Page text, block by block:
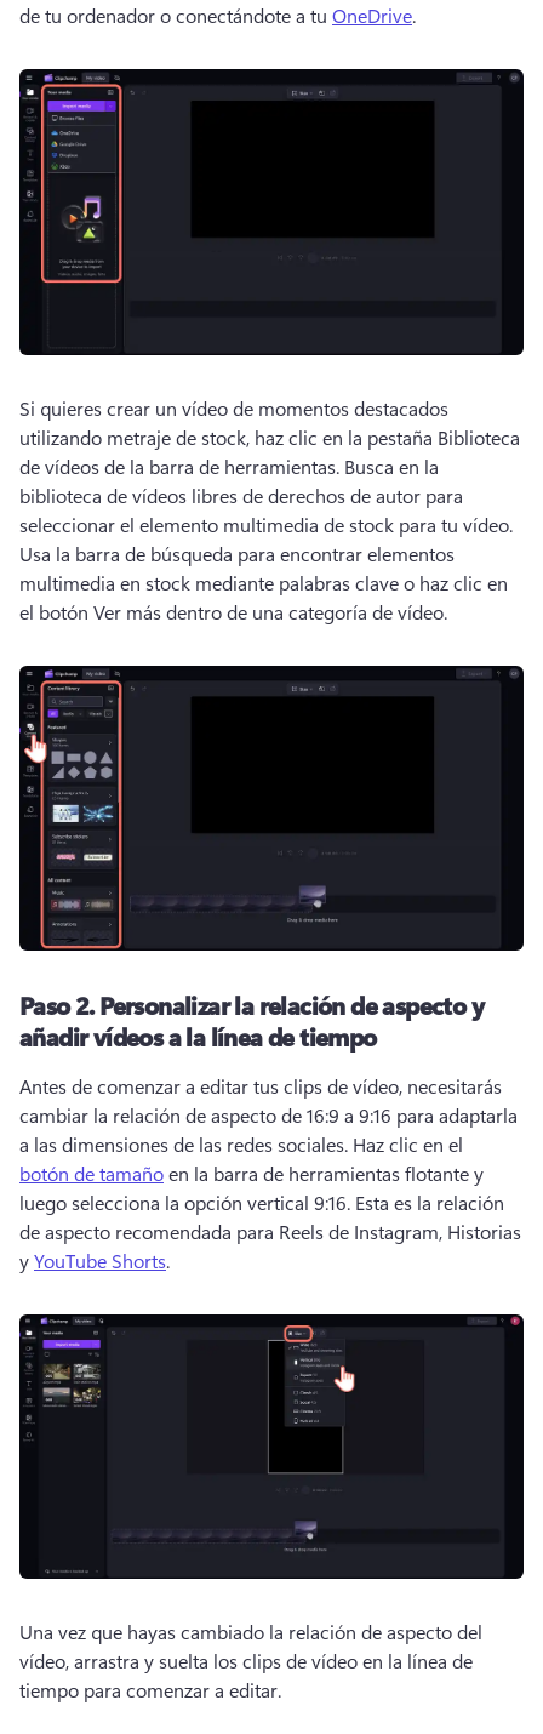
de tu ordenador o conectándote a tu OneDrive.
Si quieres crear un vídeo de momentos destacados
utilizando metraje de stock, haz clic en la pestaña Biblioteca
de vídeos de la barra de herramientas. Busca en la
biblioteca de vídeos libres de derechos de autor para
Usa la barra de búsqueda para encontrar elementos
multimedia en stock mediante palabras clave o haz clic en
el botón Ver más dentro de una categoría de vídeo.
Paso 2.Personalizar la relación de aspecto y
añadir vídeos a la línea de tiempo
Antes de comenzar a editar tus clips de vídeo, necesitarás
cambiar la relación de aspecto de 16:9 a 9:16 para adaptarla
a las dimensiones de las redes sociales. Haz clic en el
botón de tamaño en la barra de herramientas flotante y
luego selecciona la opción vertical 9:16. Esta es la relación
de aspecto recomendada para Reels de Instagram, Historias
y YouTube Shorts.
Una vez que hayas cambiado la relación de aspecto del
vídeo, arrastra y suelta los clips de vídeo en la línea de
tiempo para comenzar a editar.